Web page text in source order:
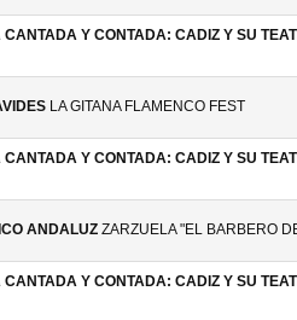
CANTADA Y CONTADA: CADIZ Y SU
LA GITANA FLAMENCO FEST
CANTADA Y CONTADA: CADIZ Y SU
ANDALUZ ZARZUELA "EL BARBERO
CANTADA Y CONTADA: CADIZ Y SU